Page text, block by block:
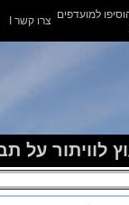
למועדפים צרו קשר
לוויתור על